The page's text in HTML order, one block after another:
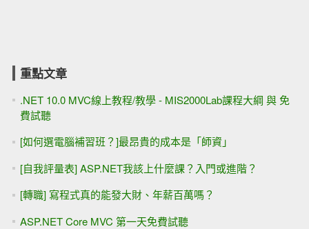
重點文章
.NET 10.0 MVC線上教程/教學 - MIS2000Lab課程大綱 與 免
費試聽
[如何選電腦補習班？]最昂貴的成本是「師資」
[自我評量表] ASP.NET我該上什麼課？入門或進階？
[轉職] 寫程式真的能發大財、年薪百萬嗎？
ASP.NET Core MVC 第一天免費試聽